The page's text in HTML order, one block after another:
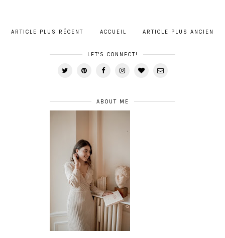
ARTICLE PLUS RÉCENT ARTICLE PLUS ANCIEN
ACCUEIL
LET'S CONNECT!
ABOUT ME